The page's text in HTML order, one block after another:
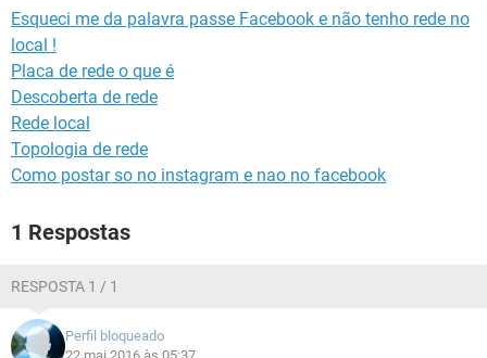
Esqueci me da palavra passe Facebook e não tenho rede no
local !
Placa de rede o que é
Descoberta de rede
Rede local
Topologia de rede
Como postar so no instagram e nao no facebook
1 Respostas
RESPOSTA 1 / 1
Perfil bloqueado